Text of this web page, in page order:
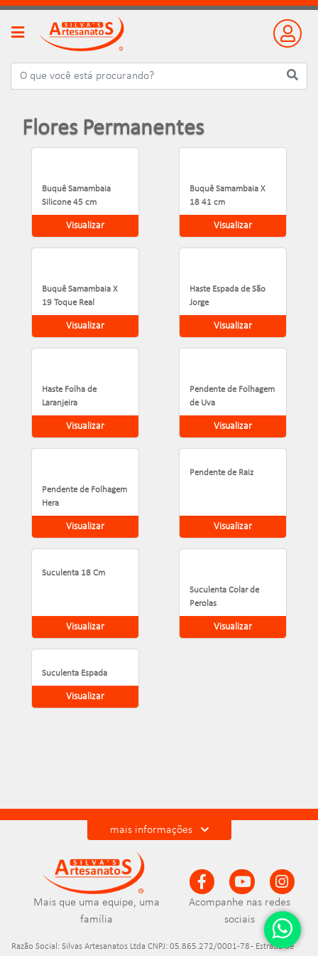
Flores Permanentes
Buquê Samambaia
Silicone 45 cm
Visualizar
Buquê Samambaia X
18 41 cm
Visualizar
Buquê Samambaia X
19 Toque Real
Visualizar
Haste Espada de São
Jorge
Visualizar
Haste Folha de
Laranjeira
Visualizar
Pendente de Folhagem
de Uva
Visualizar
Pendente de Folhagem
Hera
Visualizar
Pendente de Raiz
Visualizar
Suculenta 18 Cm
Visualizar
Suculenta Colar de
Perolas
Visualizar
Suculenta Espada
Visualizar
mais informações
Mais que uma equipe, uma
família
Acompanhe nas redes
sociais
Razão Social: Silvas Artesanatos Ltda CNPJ: 05.865.272/0001-78 - Estrada de